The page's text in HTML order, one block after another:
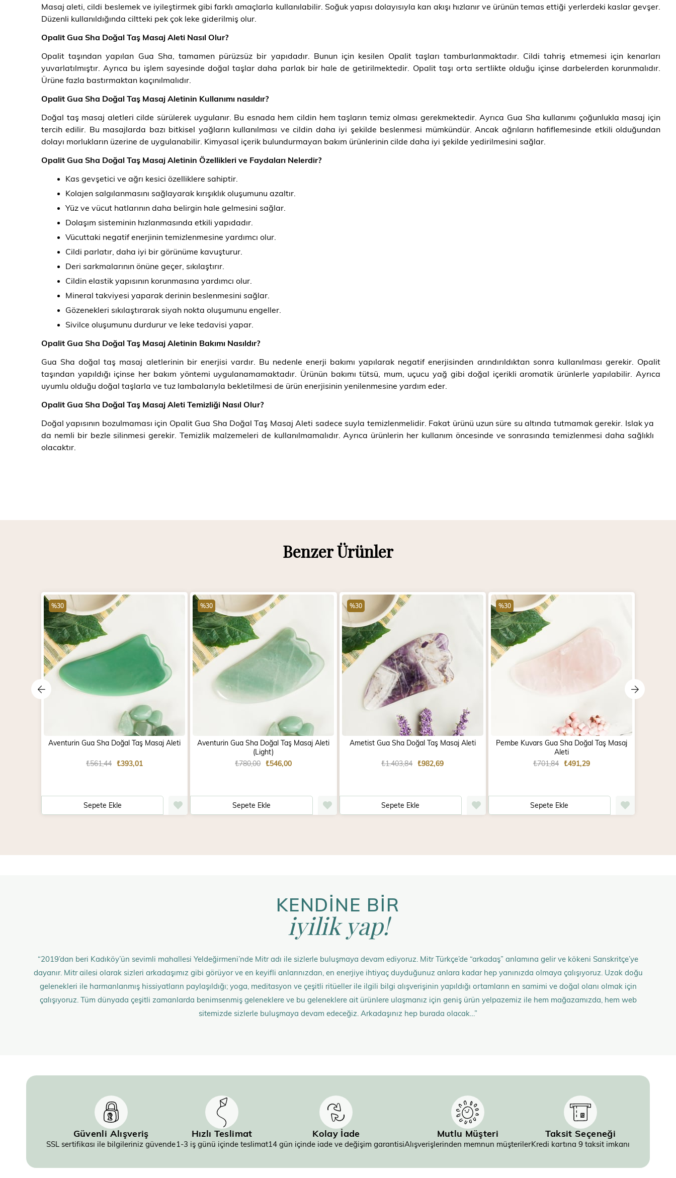
Masaj aleti, cildi beslemek ve iyileştirmek gibi farklı amaçlarla kullanılabilir. Soğuk yapısı dolayısıyla kan akışı hızlanır ve ürünün temas ettiği yerlerdeki kaslar gevşer.
Düzenli kullanıldığında ciltteki pek çok leke giderilmiş olur.
Opalit Gua Sha Doğal Taş Masaj Aleti Nasıl Olur?
Opalit taşından yapılan Gua Sha, tamamen pürüzsüz bir yapıdadır. Bunun için kesilen Opalit taşları tamburlanmaktadır. Cildi tahriş etmemesi için kenarları
yuvarlatılmıştır. Ayrıca bu işlem sayesinde doğal taşlar daha parlak bir hale de getirilmektedir. Opalit taşı orta sertlikte olduğu içinse darbelerden korunmalıdır.
Ürüne fazla bastırmaktan kaçınılmalıdır.
Opalit Gua Sha Doğal Taş Masaj Aletinin Kullanımı nasıldır?
Doğal taş masaj aletleri cilde sürülerek uygulanır. Bu esnada hem cildin hem taşların temiz olması gerekmektedir. Ayrıca Gua Sha kullanımı çoğunlukla masaj için
tercih edilir. Bu masajlarda bazı bitkisel yağların kullanılması ve cildin daha iyi şekilde beslenmesi mümkündür. Ancak ağrıların hafiflemesinde etkili olduğundan
dolayı morlukların üzerine de uygulanabilir. Kimyasal içerik bulundurmayan bakım ürünlerinin cilde daha iyi şekilde yedirilmesini sağlar.
Opalit Gua Sha Doğal Taş Masaj Aletinin Özellikleri ve Faydaları Nelerdir?
Kas gevşetici ve ağrı kesici özelliklere sahiptir.
Kolajen salgılanmasını sağlayarak kırışıklık oluşumunu azaltır.
Yüz ve vücut hatlarının daha belirgin hale gelmesini sağlar.
Dolaşım sisteminin hızlanmasında etkili yapıdadır.
Vücuttaki negatif enerjinin temizlenmesine yardımcı olur.
Cildi parlatır, daha iyi bir görünüme kavuşturur.
Deri sarkmalarının önüne geçer, sıkılaştırır.
Cildin elastik yapısının korunmasına yardımcı olur.
Mineral takviyesi yaparak derinin beslenmesini sağlar.
Gözenekleri sıkılaştırarak siyah nokta oluşumunu engeller.
Sivilce oluşumunu durdurur ve leke tedavisi yapar.
Opalit Gua Sha Doğal Taş Masaj Aletinin Bakımı Nasıldır?
Gua Sha doğal taş masaj aletlerinin bir enerjisi vardır. Bu nedenle enerji bakımı yapılarak negatif enerjisinden arındırıldıktan sonra kullanılması gerekir. Opalit
taşından yapıldığı içinse her bakım yöntemi uygulanamamaktadır. Ürünün bakımı tütsü, mum, uçucu yağ gibi doğal içerikli aromatik ürünlerle yapılabilir. Ayrıca
uyumlu olduğu doğal taşlarla ve tuz lambalarıyla bekletilmesi de ürün enerjisinin yenilenmesine yardım eder.
Opalit Gua Sha Doğal Taş Masaj Aleti Temizliği Nasıl Olur?
Doğal yapısının bozulmaması için Opalit Gua Sha Doğal Taş Masaj Aleti sadece suyla temizlenmelidir. Fakat ürünü uzun süre su altında tutmamak gerekir. Islak ya
da nemli bir bezle silinmesi gerekir. Temizlik malzemeleri de kullanılmamalıdır. Ayrıca ürünlerin her kullanım öncesinde ve sonrasında temizlenmesi daha sağlıklı
olacaktır.
Benzer Ürünler
Aventurin Gua Sha Doğal Taş Masaj Aleti
₺393,01
₺561,44
Sepete Ekle
%30
Aventurin Gua Sha Doğal Taş Masaj Aleti
(Light)
₺546,00
₺780,00
Sepete Ekle
%30
Ametist Gua Sha Doğal Taş Masaj Aleti
₺982,69
₺1.403,84
Sepete Ekle
%30
Pembe Kuvars Gua Sha Doğal Taş Masaj
Aleti
₺491,29
₺701,84
Sepete Ekle
%30
KENDİNE BİR
iyilik yap!
“2019’dan beri Kadıköy’ün sevimli mahallesi Yeldeğirmeni’nde Mitr adı ile sizlerle buluşmaya devam ediyoruz. Mitr Türkçe’de “arkadaş” anlamına gelir ve kökeni Sanskritçe’ye
dayanır. Mitr ailesi olarak sizleri arkadaşımız gibi görüyor ve en keyifli anlarınızdan, en enerjiye ihtiyaç duyduğunuz anlara kadar hep yanınızda olmaya çalışıyoruz. Uzak doğu
gelenekleri ile harmanlanmış hissiyatların paylaşıldığı; yoga, meditasyon ve çeşitli ritüeller ile ilgili bilgi alışverişinin yapıldığı ortamların en samimi ve doğal olanı olmak için
çalışıyoruz. Tüm dünyada çeşitli zamanlarda benimsenmiş geleneklere ve bu geleneklere ait ürünlere ulaşmanız için geniş ürün yelpazemiz ile hem mağazamızda, hem web
sitemizde sizlerle buluşmaya devam edeceğiz. Arkadaşınız hep burada olacak…”
Güvenli Alışveriş
SSL sertifikası ile bilgileriniz güvende
Hızlı Teslimat
1-3 iş günü içinde teslimat
Kolay İade
14 gün içinde iade ve değişim garantisi
Mutlu Müşteri
Alışverişlerinden memnun müşteriler
Taksit Seçeneği
Kredi kartına 9 taksit imkanı